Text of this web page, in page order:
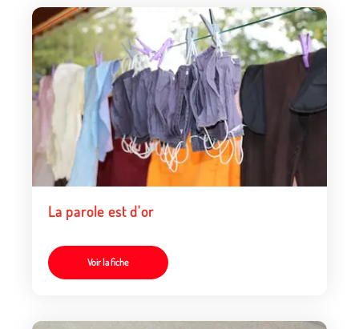
La parole est d'or
Voir la fiche